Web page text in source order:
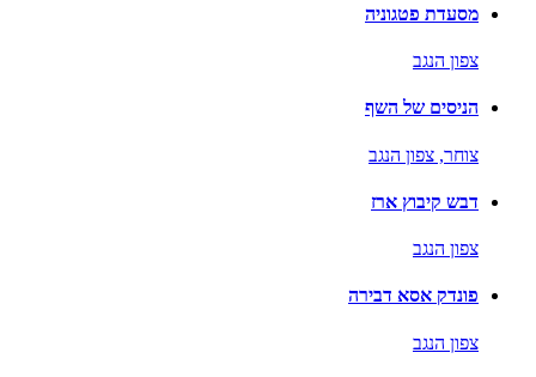
מסעדת פטגוניה
צפון הנגב
הניסים של השף
צוחר, צפון הנגב
דבש קיבוץ ארז
צפון הנגב
פונדק אסא דבירה
צפון הנגב